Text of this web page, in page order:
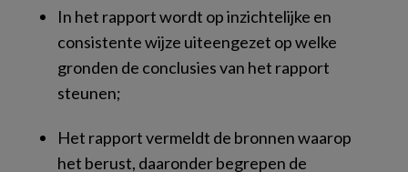
In het rapport wordt op inzichtelijke en
consistente wijze uiteengezet op welke
gronden de conclusies van het rapport
steunen;
Het rapport vermeldt de bronnen waarop
het berust, daaronder begrepen de